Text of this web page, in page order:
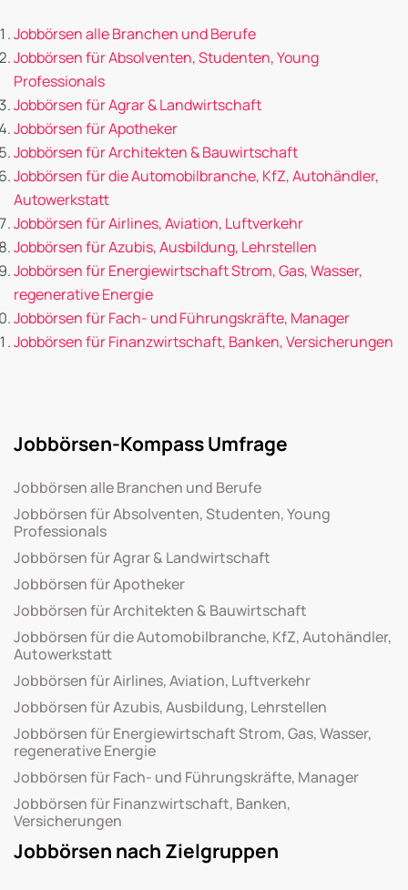
Jobbörsen alle Branchen und Berufe
Jobbörsen für Absolventen, Studenten, Young
Professionals
Jobbörsen für Agrar & Landwirtschaft
Jobbörsen für Apotheker
Jobbörsen für Architekten & Bauwirtschaft
Jobbörsen für die Automobilbranche, KfZ, Autohändler,
Autowerkstatt
Jobbörsen für Airlines, Aviation, Luftverkehr
Jobbörsen für Azubis, Ausbildung, Lehrstellen
Jobbörsen für Energiewirtschaft Strom, Gas, Wasser,
regenerative Energie
Jobbörsen für Fach- und Führungskräfte, Manager
Jobbörsen für Finanzwirtschaft, Banken, Versicherungen
Jobbörsen-Kompass Umfrage
Jobbörsen alle Branchen und Berufe
Jobbörsen für Absolventen, Studenten, Young
Professionals
Jobbörsen für Agrar & Landwirtschaft
Jobbörsen für Apotheker
Jobbörsen für Architekten & Bauwirtschaft
Jobbörsen für die Automobilbranche, KfZ, Autohändler,
Autowerkstatt
Jobbörsen für Airlines, Aviation, Luftverkehr
Jobbörsen für Azubis, Ausbildung, Lehrstellen
Jobbörsen für Energiewirtschaft Strom, Gas, Wasser,
regenerative Energie
Jobbörsen für Fach- und Führungskräfte, Manager
Jobbörsen für Finanzwirtschaft, Banken,
Versicherungen
Jobbörsen nach Zielgruppen